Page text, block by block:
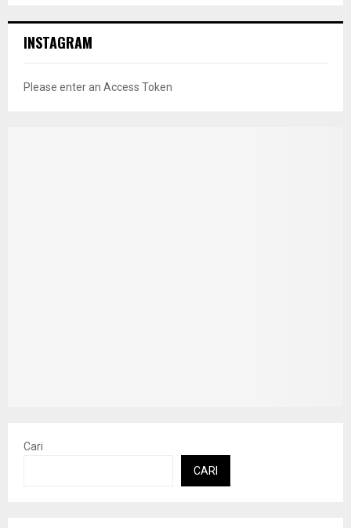
INSTAGRAM
Please enter an Access Token
Cari
CARI